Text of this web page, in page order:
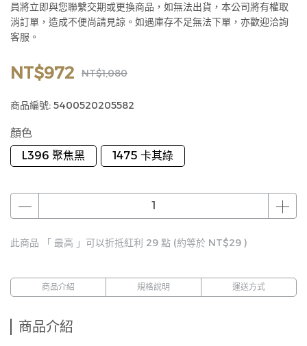
員將立即與您聯繫交期或更換商品，如無法出貨，本公司將有權取
消訂單，造成不便尚請見諒。如遇庫存不足無法下單，亦歡迎洽詢
客服。
NT$972 NT$1,080
商品編號: 5400520205582
顏色
L396 聚焦黑
1475 卡其綠
此商品 「 最高 」可以折抵紅利 29 點 (約等於 NT$29 )
商品介紹 規格說明 運送方式
商品介紹